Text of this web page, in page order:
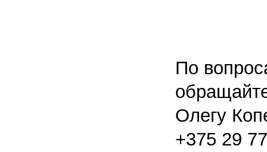
По
Олегу
+375 29